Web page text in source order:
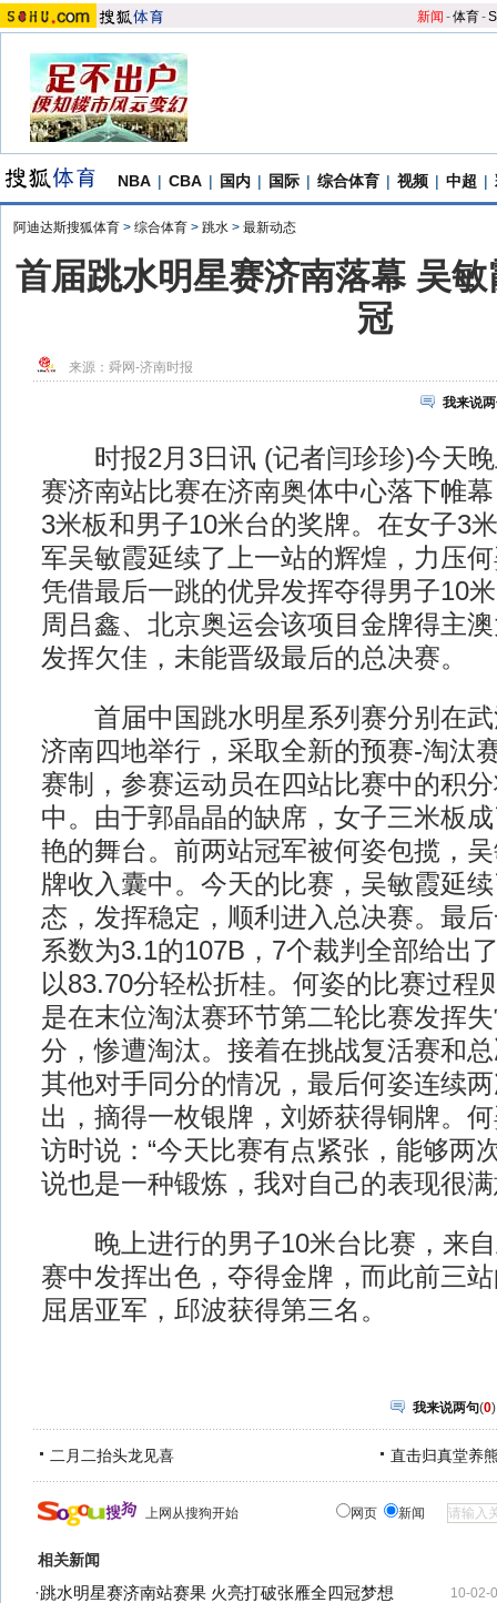
新闻 -体育-S
NBA | CBA | 国内 | 国际 | 综合体育 | 视频 | 中超 |
阿迪达斯搜狐体育 > 综合体育 > 跳水 > 最新动态
首届跳水明星赛济南落幕 吴
冠
来源： 舜网-济南时报
我来说
时报2月3日讯 (记者闫珍珍)今天晚
赛济南站比赛在济南奥体中心落下帷
3米板和男子10米台的奖牌。在女子3
军吴敏霞延续了上一站的辉煌，力压
凭借最后一跳的优异发挥夺得男子10
周吕鑫、北京奥运会该项目金牌得主
发挥欠佳，未能晋级最后的总决赛。
首届中国跳水明星系列赛分别在武
济南四地举行，采取全新的预赛-淘汰
赛制，参赛运动员在四站比赛中的积
中。由于郭晶晶的缺席，女子三米板
艳的舞台。前两站冠军被何姿包揽，
牌收入囊中。今天的比赛，吴敏霞延
态，发挥稳定，顺利进入总决赛。最
系数为3.1的107B，7个裁判全部给出
以83.70分轻松折桂。何姿的比赛过程
是在末位淘汰赛环节第二轮比赛发挥
分，惨遭淘汰。接着在挑战复活赛和
其他对手同分的情况，最后何姿连续两
出，摘得一枚银牌，刘娇获得铜牌。
访时说：“今天比赛有点紧张，能够两
说也是一种锻炼，我对自己的表现很满
晚上进行的男子10米台比赛，来自
赛中发挥出色，夺得金牌，而此前三站
屈居亚军，邱波获得第三名。
我来说两句(0)
二月二抬头龙见喜 直击归真堂养
上网从搜狗开始 网页 新闻
相关新闻
10-02-
·跳水明星赛济南站赛果 火亮打破张雁全四冠梦想